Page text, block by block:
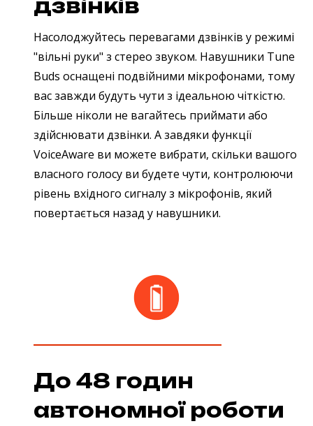
дзвінків
Насолоджуйтесь перевагами дзвінків у режимі
"вільні руки" з стерео звуком. Навушники Tune
Buds оснащені подвійними мікрофонами, тому
вас завжди будуть чути з ідеальною чіткістю.
Більше ніколи не вагайтесь приймати або
здійснювати дзвінки. А завдяки функції
VoiceAware ви можете вибрати, скільки вашого
власного голосу ви будете чути, контролюючи
рівень вхідного сигналу з мікрофонів, який
повертається назад у навушники.
До 48 годин
автономної роботи